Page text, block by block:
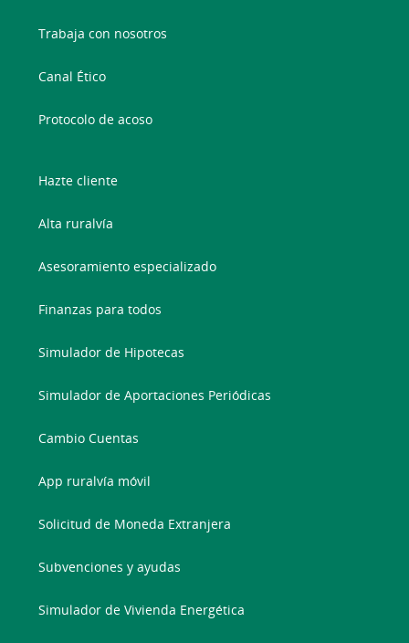
Trabaja con nosotros
Canal Ético
Protocolo de acoso
Hazte cliente
Alta ruralvía
Asesoramiento especializado
Finanzas para todos
Simulador de Hipotecas
Simulador de Aportaciones Periódicas
Cambio Cuentas
App ruralvía móvil
Solicitud de Moneda Extranjera
Subvenciones y ayudas
Simulador de Vivienda Energética